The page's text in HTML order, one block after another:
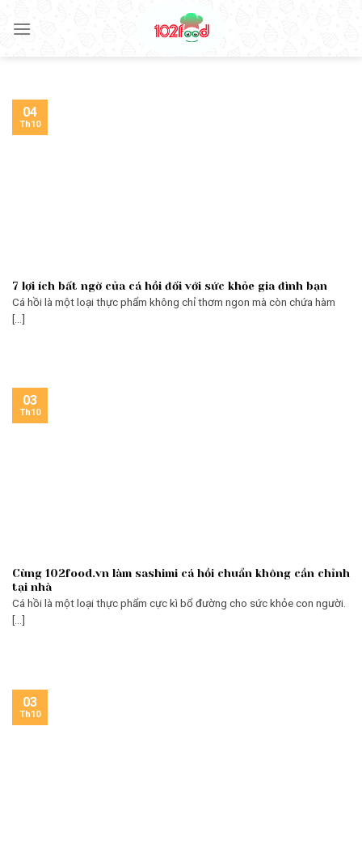
7 lợi ích bất ngờ của cá hồi đối với sức khỏe gia đình bạn
Cá hồi là một loại thực phẩm không chỉ thơm ngon mà còn chứa hàm
[...]
04
Th10
Cùng 102food.vn làm sashimi cá hồi chuẩn không cần chỉnh
tại nhà
Cá hồi là một loại thực phẩm cực kì bổ đường cho sức khỏe con người.
[...]
03
Th10
03
Th10